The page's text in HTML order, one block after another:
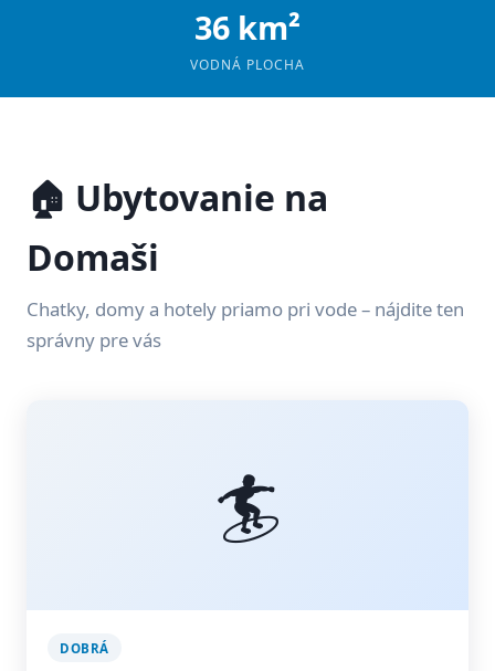
36 km²
VODNÁ PLOCHA
🏠 Ubytovanie na
Domaši
Chatky, domy a hotely priamo pri vode – nájdite ten
správny pre vás
🏄
DOBRÁ